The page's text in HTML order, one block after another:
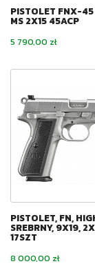
PISTOLET FNX-
MS 2X15 45ACP
Cena
5 790,00 zł
PISTOLET, FN,
SREBRNY, 9X19,
17SZT
Cena
8 000,00 zł